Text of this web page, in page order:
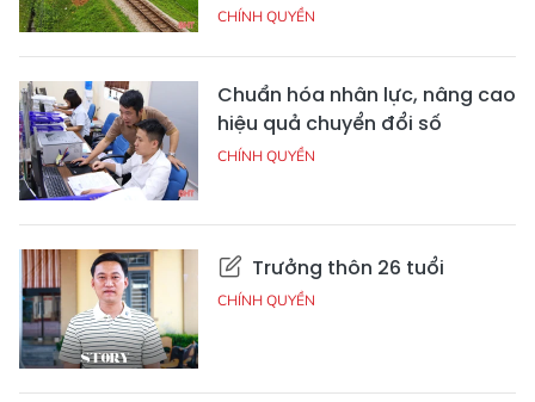
CHÍNH QUYỀN
Chuẩn hóa nhân lực, nâng cao
hiệu quả chuyển đổi số
CHÍNH QUYỀN
Trưởng thôn 26 tuổi
CHÍNH QUYỀN